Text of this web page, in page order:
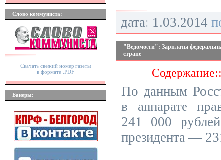
Слово коммуниста:
Скачать свежий номер газеты
в формате .PDF
Банеры:
дата: 1.03.2014
"Ведомости": Зарплаты
стране
По данным
в аппарате
241 000
президента —